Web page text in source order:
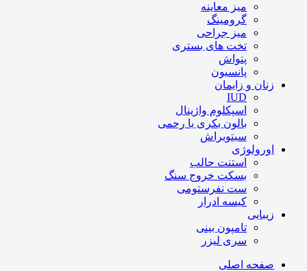
میز معاینه
گرومینگ
میز جراحی
تخت های بستری
پتواش
پانسیون
زنان و زایمان
IUD
اسپکلوم واژینال
بالون بکری یا رحمی
سیتوبراش
اورولوژی
استنت حالب
بسکت خروج سنگ
ست نفرستومی
کیسه ادرار
زیبایی
تامپون بینی
سری لیزر
صفحه اصلی